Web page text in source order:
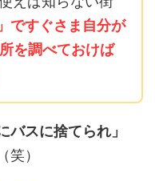
ですぐさま自分が
を調べておけば
バスに捨てられ」
笑）